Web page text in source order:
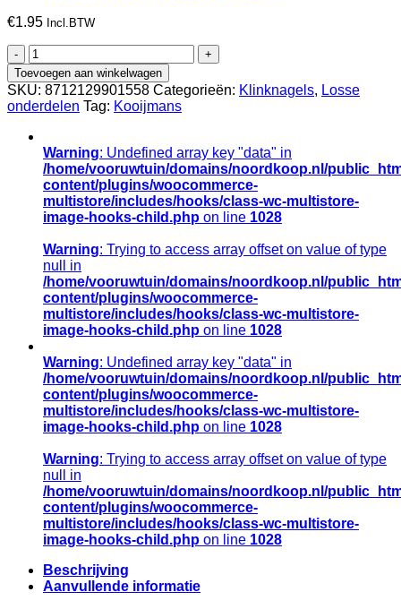
€1.95 Incl.BTW
Klinknagel
ATLAS
los
voor
OFFNER
strip
aluminium
graanschop,
verpakt
per
aantal
Toevoegen aan winkelwagen
SKU: 8712129901558 Categorieën: Klinknagels, Losse
onderdelen Tag: Kooijmans
Warning: Undefined array key "data" in
/home/vooruwtuin/domains/noordkoop.nl/
content/plugins/woocommerce-
multistore/includes/hooks/class-wc-multistore-
image-hooks-child.php on line 1028
Warning: Trying to access array offset on value of type
null in
/home/vooruwtuin/domains/noordkoop.nl/
content/plugins/woocommerce-
multistore/includes/hooks/class-wc-multistore-
image-hooks-child.php on line 1028
Warning: Undefined array key "data" in
/home/vooruwtuin/domains/noordkoop.nl/
content/plugins/woocommerce-
multistore/includes/hooks/class-wc-multistore-
image-hooks-child.php on line 1028
Warning: Trying to access array offset on value of type
null in
/home/vooruwtuin/domains/noordkoop.nl/
content/plugins/woocommerce-
multistore/includes/hooks/class-wc-multistore-
image-hooks-child.php on line 1028
Beschrijving
Aanvullende informatie